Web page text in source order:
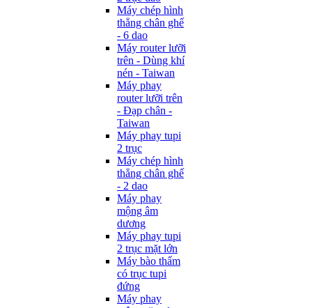
Máy chép hình
thẳng chân ghế
- 6 dao
Máy router lưỡi
trên - Dùng khí
nén - Taiwan
Máy phay
router lưỡi trên
- Đạp chân -
Taiwan
Máy phay tupi
2 trục
Máy chép hình
thẳng chân ghế
- 2 dao
Máy phay
mộng âm
dương
Máy phay tupi
2 trục mặt lớn
Máy bào thẩm
có trục tupi
đứng
Máy phay